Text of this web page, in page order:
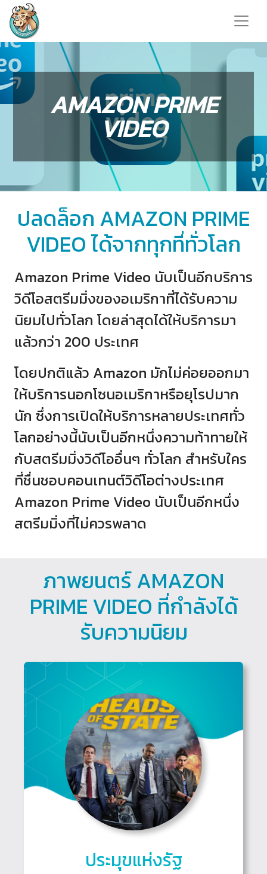
AMAZON PRIME
VIDEO
ปลดล็อก AMAZON PRIME
VIDEO ได้จากทุกที่ทั่วโลก
Amazon Prime Video นับเป็นอีกบริการ
วิดีโอสตรีมมิ่งของอเมริกาที่ได้รับความ
นิยมไปทั่วโลก โดยล่าสุดได้ให้บริการมา
แล้วกว่า 200 ประเทศ
โดยปกติแล้ว Amazon มักไม่ค่อยออกมา
ให้บริการนอกโซนอเมริกาหรือยุโรปมาก
นัก ซึ่งการเปิดให้บริการหลายประเทศทั่ว
โลกอย่างนี้นับเป็นอีกหนึ่งความท้าทายให้
กับสตรีมมิ่งวิดีโออื่นๆ ทั่วโลก สำหรับใคร
ที่ชื่นชอบคอนเทนต์วิดีโอต่างประเทศ
Amazon Prime Video นับเป็นอีกหนึ่ง
สตรีมมิ่งที่ไม่ควรพลาด
ภาพยนตร์ AMAZON
PRIME VIDEO ที่กำลังได้
รับความนิยม
ประมุขแห่งรัฐ